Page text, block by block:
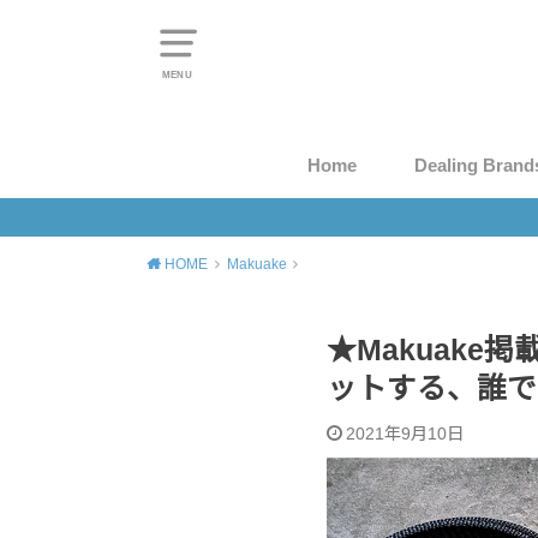
MENU
Home Dealing
HOME Makuake
★Makuake掲
ットする、誰
2021年9月10日